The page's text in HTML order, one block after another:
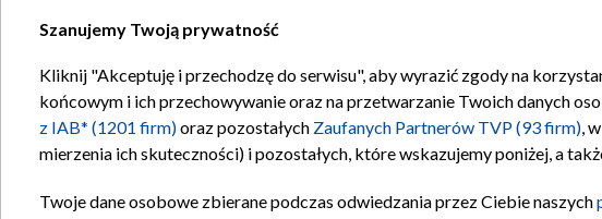
Regulamin TVP Polityka
Szanujemy Twoją prywatność
Kliknij "Akceptuję i przechodzę do serwisu", aby wyrazić zgody na
końcowym i ich przechowywanie oraz na przetwarzanie Twoich danych
z IAB* (1201 firm)oraz pozostałych Zaufanych Partnerów TVP (93 firm),
mierzenia ich skuteczności) i pozostałych, które wskazujemy poniżej, a
Twoje dane osobowe zbierane podczas odwiedzania przez Ciebie naszych